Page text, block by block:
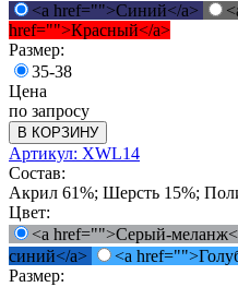
<a href="">Синий</a>
href="">Красный</a>
Размер:
35-38
Цена
по запросу
В КОРЗИНУ
Артикул: XWL14
Состав:
Акрил 61%; Шерсть 15%;
Цвет:
<a href="">Серый-
синий</a>
<a
Размер: